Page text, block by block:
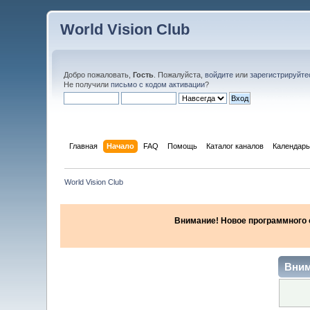
World Vision Club
Добро пожаловать,Гость . Пожалуйста,войдите или
Не получилиписьмо с кодом активации?
Главная Начало FAQ Помощь Каталог каналов Календарь
World Vision Club
Внимание! Новое